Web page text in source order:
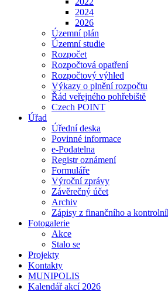
2024
2026
Územní plán
Územní studie
Rozpočet
Rozpočtová opatření
Rozpočtový výhled
Výkazy o plnění rozpočtu
Řád veřejného pohřebiště
Czech POINT
Úřad
Úřední deska
Povinné informace
e-Podatelna
Registr oznámení
Formuláře
Výroční zprávy
Závěrečný účet
Archiv
Zápisy z finančního a
Fotogalerie
Akce
Stalo se
Projekty
Kontakty
MUNIPOLIS
Kalendář akcí 2026